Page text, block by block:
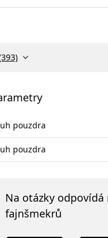
pouzdra
pouzdra
Na otázky odpovídá
fajnšmekrů